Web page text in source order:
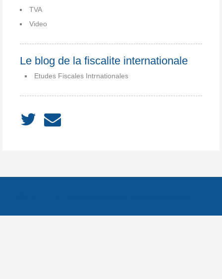
TVA
Video
Le blog de la fiscalite internationale
Etudes Fiscales Intrnationales